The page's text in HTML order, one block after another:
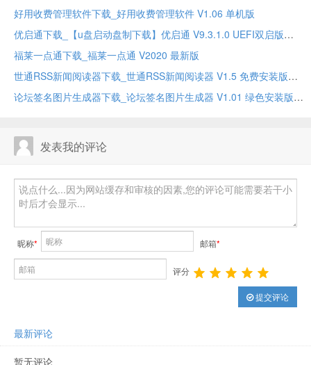
好用收费管理软件下载_好用收费管理软件 V1.06 单机版
优启通下载_【u盘启动盘制下载】优启通 V9.3.1.0 UEFI双启版
福莱一点通下载_福莱一点通 V2020 最新版
世通RSS新闻阅读器下载_世通RSS新闻阅读器 V1.5 免费安装版
论坛签名图片生成器下载_论坛签名图片生成器 V1.01 绿色安装版
发表我的评论
昵称* 邮箱*
评分
提交评论
最新评论
暂无评论